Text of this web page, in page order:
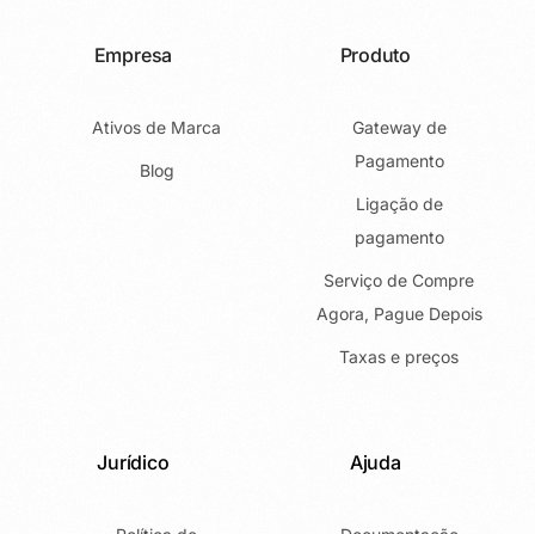
Empresa
Ativos de Marca
Blog
Produto
Gateway de
Pagamento
Ligação de
pagamento
Serviço de Compre
Agora, Pague Depois
Taxas e preços
Jurídico Ajuda